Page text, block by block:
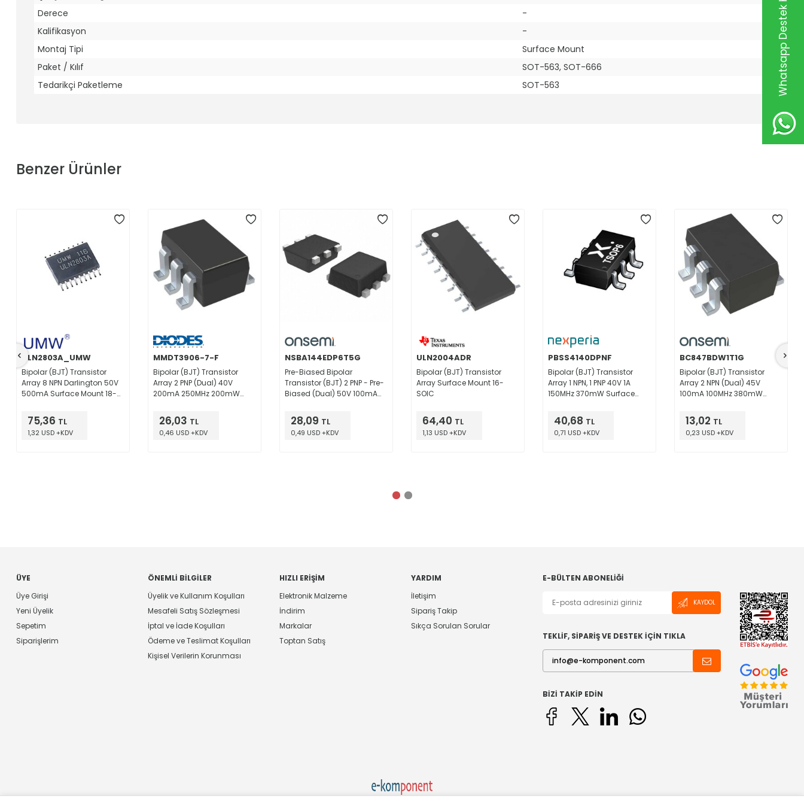
Whatsapp Destek Hattı
Derece
-
Kalifikasyon
-
Montaj Tipi
Surface Mount
Paket / Kılıf
SOT-563, SOT-666
Tedarikçi Paketleme
SOT-563
Benzer Ürünler
ULN2803A_UMW
Bipolar (BJT) Transistor
Array 8 NPN Darlington 50V
500mA Surface Mount 18-
75,36 TL
1,32 USD +KDV
MMDT3906-7-F
Bipolar (BJT) Transistor
Array 2 PNP (Dual) 40V
200mA 250MHz 200mW
26,03 TL
0,46 USD +KDV
NSBA144EDP6T5G
Pre-Biased Bipolar
Transistor (BJT) 2 PNP - Pre-
Biased (Dual) 50V 100mA
SOT-963
28,09 TL
0,49 USD +KDV
ULN2004ADR
Bipolar (BJT) Transistor
Array Surface Mount 16-
SOIC
64,40 TL
1,13 USD +KDV
PBSS4140DPNF
Bipolar (BJT) Transistor
Array 1 NPN, 1 PNP 40V 1A
150MHz 370mW Surface
40,68 TL
0,71 USD +KDV
BC847BDW1T1G
Bipolar (BJT) Transistor
Array 2 NPN (Dual) 45V
100mA 100MHz 380mW
88/SC70-6/SOT-363
13,02 TL
0,23 USD +KDV
ÜYE
Üye Girişi
Yeni Üyelik
Sepetim
Siparişlerim
ÖNEMLI BILGILER
Üyelik ve Kullanım Koşulları
Mesafeli Satış Sözleşmesi
İptal ve İade Koşulları
Ödeme ve Teslimat Koşulları
Kişisel Verilerin Korunması
HIZLI ERIŞIM
Elektronik Malzeme
İndirim
Markalar
Toptan Satış
YARDIM
İletişim
Sipariş Takip
Sıkça Sorulan Sorular
E-BÜLTEN ABONELIĞI
KAYDOL
TEKLİF, SİPARİŞ VE DESTEK İÇİN TIKLA
BIZI TAKIP EDIN